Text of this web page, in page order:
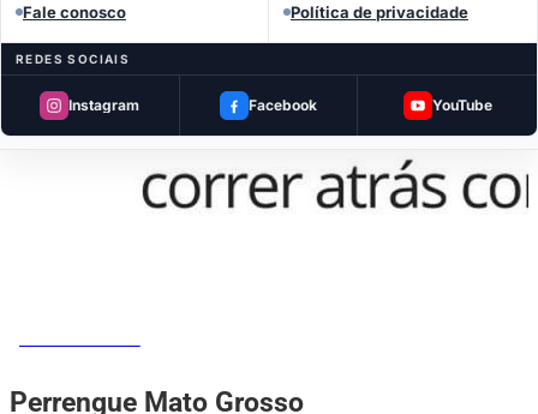
Fale conosco Política de privacidade
REDES SOCIAIS
Instagram Facebook YouTube
Perrengue Mato Grosso